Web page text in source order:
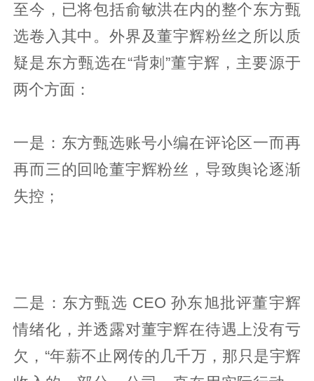
至今，已将包括俞敏洪在内的整个东方甄
选卷入其中。外界及董宇辉粉丝之所以质
疑是东方甄选在“背刺”董宇辉，主要源于
两个方面：
一是：东方甄选账号小编在评论区一而再
再而三的回呛董宇辉粉丝，导致舆论逐渐
失控；
二是：东方甄选 CEO 孙东旭批评董宇辉
情绪化，并透露对董宇辉在待遇上没有亏
欠，“年薪不止网传的几千万，那只是宇辉